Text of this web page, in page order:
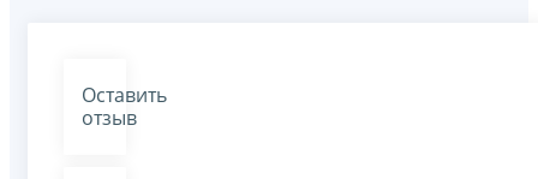
Оставить
отзыв